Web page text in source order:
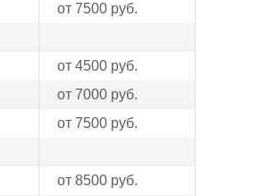
от 7500 руб.
от 4500 руб.
от 7000 руб.
от 7500 руб.
от 8500 руб.